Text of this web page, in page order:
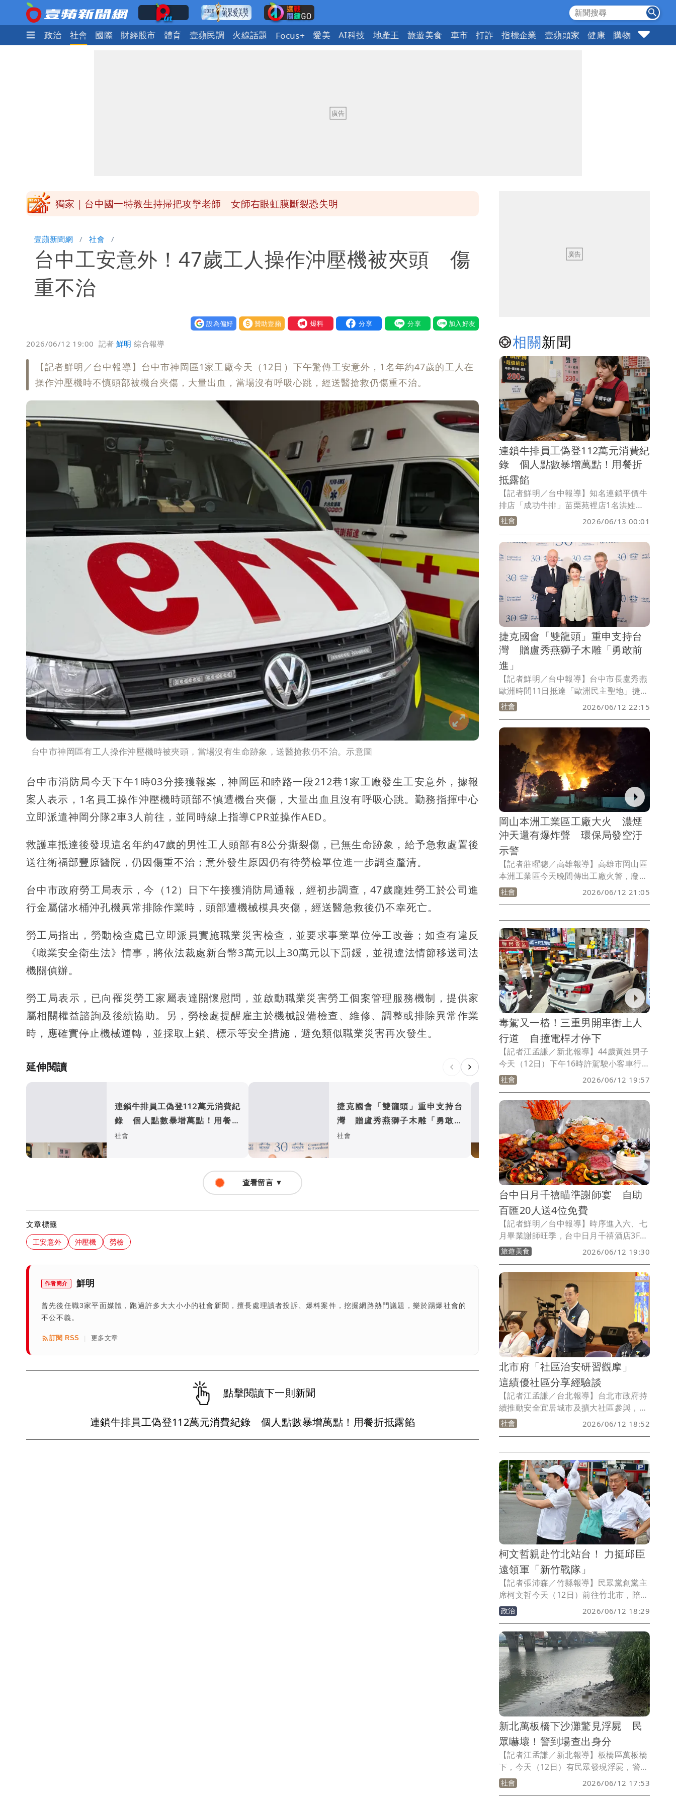
生活 政治 社會 國際 財經股市 體育 壹蘋民調 火線話題 Focus+ 愛美 AI科技 地產王 旅遊美食 車市 打詐 指標企業 壹蘋頭家 健康 購物 女神
獨家｜台中國一特教生持掃把攻擊老師 女師右眼虹膜斷裂恐失明
外送專法上路滿2週！Uber Eats曝外送員收益變化
高希均辭世享耆壽90歲 畢生推動閱讀與進步觀念
壹蘋新聞網 社會
台中工安意外！47歲工人操作沖壓機被夾頭 傷
重不治
設為偏好 贊助壹蘋 我要爆料
2026/06/12 19:00 記者鮮明 綜合報導
【記者鮮明／台中報導】台中市神岡區1家工廠今天（12日）下午驚傳工安意外，1名年約47歲的工人在
操作沖壓機時不慎頭部被機台夾傷，大量出血，當場沒有呼吸心跳，經送醫搶救仍傷重不治。
台中市神岡區有工人操作沖壓機時被夾頭，當場沒有生命跡象，送醫搶救仍不治。示意圖
台中市消防局今天下午1時03分接獲報案，神岡區和睦路一段212巷1家工廠發生工安意外，據報
案人表示，1名員工操作沖壓機時頭部不慎遭機台夾傷，大量出血且沒有呼吸心跳。勤務指揮中心
立即派遣神岡分隊2車3人前往，並同時線上指導CPR並操作AED。
救護車抵達後發現這名年約47歲的男性工人頭部有8公分撕裂傷，已無生命跡象，給予急救處置後
送往衛福部豐原醫院，仍因傷重不治；意外發生原因仍有待勞檢單位進一步調查釐清。
台中市政府勞工局表示，今（12）日下午接獲消防局通報，經初步調查，47歲龐姓勞工於公司進
行金屬儲水桶沖孔機異常排除作業時，頭部遭機械模具夾傷，經送醫急救後仍不幸死亡。
勞工局指出，勞動檢查處已立即派員實施職業災害檢查，並要求事業單位停工改善；如查有違反
《職業安全衛生法》情事，將依法裁處新台幣3萬元以上30萬元以下罰鍰，並視違法情節移送司法
機關偵辦。
勞工局表示，已向罹災勞工家屬表達關懷慰問，並啟動職業災害勞工個案管理服務機制，提供家
屬相關權益諮詢及後續協助。另，勞檢處提醒雇主於機械設備檢查、維修、調整或排除異常作業
時，應確實停止機械運轉，並採取上鎖、標示等安全措施，避免類似職業災害再次發生。
延伸閱讀
連鎖牛排員工偽登112萬元消費紀
錄 個人點數暴增萬點！用餐折
抵露餡
社會
捷克國會「雙龍頭」重申支持台
灣 贈盧秀燕獅子木雕「勇敢前
進」
社會
岡山本洲工業區工廠大火
沖天還有爆炸聲 環保局發
示警
社會
查看留言 ▼
文章標籤
工安意外 沖壓機 勞檢
作者簡介 鮮明
曾先後任職3家平面媒體，跑過許多大大小小的社會新聞，擅長處理讀者投訴、爆料案件，挖掘網路熱門議題，樂於踢爆社會的
不公不義。
訂閱 RSS 更多文章
點擊閱讀下一則新聞
連鎖牛排員工偽登112萬元消費紀錄 個人點數暴增萬點！用餐折抵露餡
相關新聞
連鎖牛排員工偽登112萬元消費紀
錄 個人點數暴增萬點！用餐折
抵露餡
【記者鮮明／台中報導】知名連鎖平價牛
排店「成功牛排」苗栗苑裡店1名洪姓員
工，2024年7月間異想天開，以店內平板
電腦登入自己的會員帳號，先後輸入3筆
共112萬元的不實消費金額，共累積
12200點的會員點數，離職後先以點數換
了100份特定餐點，接著再前往台中清水
店用餐，以會員點數折抵720元餐點，被
店員發現報警查獲。洪男事後連忙補回
720元現金，並辯稱是同事將不要的點數
給他；法官不採信，依妨害電腦使用罪將
他判刑4月，可易科罰金、可上訴。
社會 2026/06/13 00:01
捷克國會「雙龍頭」重申支持台
灣 贈盧秀燕獅子木雕「勇敢前
進」
【記者鮮明／台中報導】台中市長盧秀燕
歐洲時間11日抵達「歐洲民主聖地」捷克
布拉格，拜會捷克國會二位資深領袖「雙
龍頭」參議院議長韋德齊(Miloš
Vystrčil)、外交國防暨安全委員會主席費
雪(Pavel Fischer)。韋德齊議長特別致贈
象徵捷克精神的獅子造型紀念品，並勉勵
盧秀燕「勇敢前進，無論下一個位置在哪
裡」。
社會 2026/06/12 22:15
岡山本洲工業區工廠大火 濃煙
沖天還有爆炸聲 環保局發空汙
示警
【記者莊曜聰／高雄報導】高雄市岡山區
本洲工業區今天晚間傳出工廠火警，廢棄
物處理廠綠大實業突然發生爆炸，火勢猛
烈黑色濃煙不斷上竄，數公里外都能看
救，據了解未有人員受傷受困，但火勢仍
未控制，環保局也發出警示，異味往北飄
散，請民眾注意待在室內、緊閉門窗。
社會 2026/06/12 21:05
毒駕又一樁！三重男開車衝上人
行道 自撞電桿才停下
【記者江孟謙／新北報導】44歲黃姓男子
今天（12日）下午16時許駕駛小客車行經
三重區三和路二段，疑似精神不濟，直接
開上人行道，直到撞上電線桿才停下，警
方到場實施毒測，發現呈現K他命陽性反
應，立即將黃男逮捕，依公共危險罪嫌移
送，並依規定製單舉發查扣車輛。
社會 2026/06/12 19:57
台中日月千禧瞄準謝師宴 自助
百匯20人送4位免費
【記者鮮明／台中報導】時序進入六、七
月畢業謝師旺季，台中日月千禧酒店3F饗
樂全日餐廳自助百匯特別打造謝師宴專
案，主推超高CP值的團體特惠。即日起至
8月31日止、平假日午、晚餐時段，只要
出示教師證或在學學生證，即享20人團體
用餐、4位免費；40人同行8位免費；60
人同行12位免費優惠，以澎湃豐盛山珍海
味陪伴師生共度珍貴的青春時光。
旅遊美食 2026/06/12 19:30
北市府「社區治安研習觀摩」
這績優社區分享經驗談
【記者江孟謙／台北報導】台北市政府持
續推動安全宜居城市及擴大社區參與，今
天（12日）上午8時在基督教浸信會懷恩
堂舉辦「115年社區治安研習觀摩活
藉由講授及演練方式，灌輸社區治安觀
念，並透過相互交流學習，提升社區治安
工作成效。
社會 2026/06/12 18:52
柯文哲親赴竹北站台！ 力挺邱臣
遠領軍「新竹戰隊」
【記者張沛森／竹縣報導】民眾黨創黨主
席柯文哲今天（12日）前往竹北市，陪伴
已獲黨部正式徵召參選竹北市長的邱臣
遠，以及民眾黨在大新竹地區提名的優秀
議員、代表參選人團隊，一同站上街頭路
口向市民朋友熱情拜票。現場氣氛熱烈爆
棚，展現民眾黨在大新竹地區「勢在必
得」的團結氣勢。
政治 2026/06/12 18:29
新北萬板橋下沙灘驚見浮屍 民
眾嚇壞！警到場查出身分
【記者江孟謙／新北報導】板橋區萬板橋
下，今天（12日）有民眾發現浮屍，警消
到場發現1名中年男子明顯死亡，經比對
出身分，現已通知家屬，後續依規定報請
社會 2026/06/12 17:53